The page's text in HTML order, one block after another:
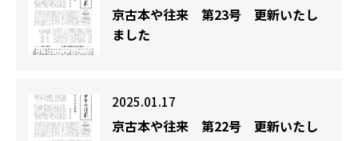
京古本や往来 第23号 更新いたし
ました
2025.01.17
京古本や往来 第22号 更新いたし